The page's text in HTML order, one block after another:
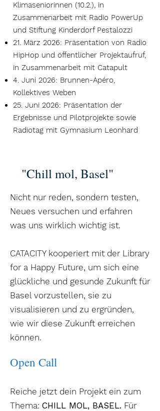
Klimaseniorinnen (10.2.), in
Zusammenarbeit mit Radio PowerUp
und Stiftung Kinderdorf Pestalozzi
21. März 2026: Präsentation von Radio
HipHop und öffentlicher Projektaufruf,
in Zusammenarbeit mit Catapult
4. Juni 2026: Brunnen-Apéro,
Kollektives Weben
25. Juni 2026: Präsentation der
Ergebnisse und Pilotprojekte sowie
Radiotag mit Gymnasium Leonhard
"Chill mol, Basel"
Nicht nur reden, sondern testen,
Neues versuchen und erfahren
was uns wirklich wichtig ist.
CATACITY kooperiert mit der Library
for a Happy Future, um sich eine
glückliche und gesunde Zukunft für
Basel vorzustellen, sie zu
visualisieren und zu ergründen,
wie wir diese Zukunft erreichen
können.
Open Call
Reiche jetzt dein Projekt ein zum
Thema: CHILL MOL, BASEL. Für